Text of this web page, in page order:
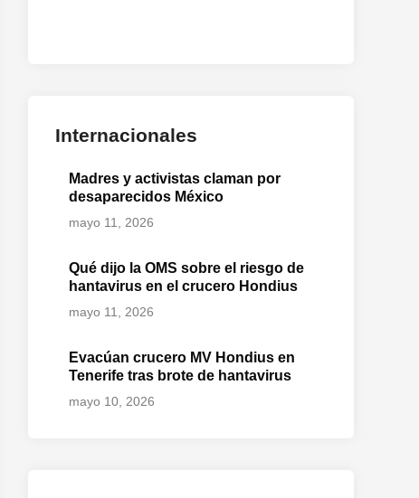
Internacionales
Madres y activistas claman por
desaparecidos México
mayo 11, 2026
Qué dijo la OMS sobre el riesgo de
hantavirus en el crucero Hondius
mayo 11, 2026
Evacúan crucero MV Hondius en
Tenerife tras brote de hantavirus
mayo 10, 2026